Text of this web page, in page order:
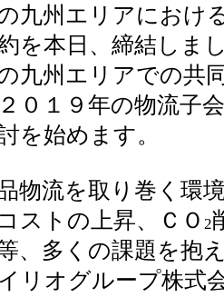
九州エリアにおけ
を本日、締結しま
九州エリアでの共
０１９年の物流子
を始めます。
物流を取り巻く環
ストの上昇、ＣＯ 2
、多くの課題を抱
リオグループ株式